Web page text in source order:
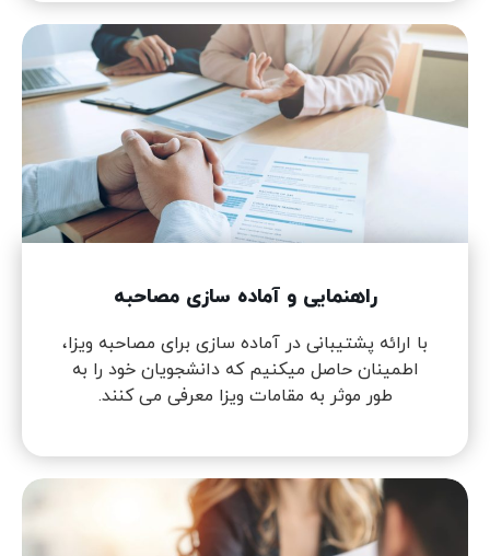
راهنمایی و آماده سازی مصاحبه
با ارائه پشتیبانی در آماده سازی برای مصاحبه ویزا،
اطمینان حاصل میکنیم که دانشجویان خود را به
طور موثر به مقامات ویزا معرفی می کنند.